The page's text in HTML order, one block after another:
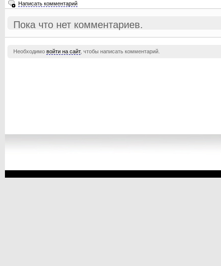
Написать комментарий
Пока что нет комментариев.
Необходимо войти на сайт, чтобы написать комментарий.